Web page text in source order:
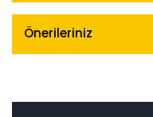
Önerileriniz